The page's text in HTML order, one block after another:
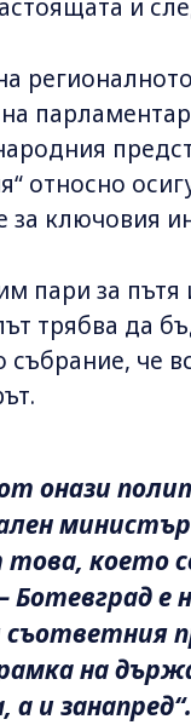
и
относно
за ключовия
пари за
трябва да
събрание, че
онази
което
Ботевград
на
и занапред“.